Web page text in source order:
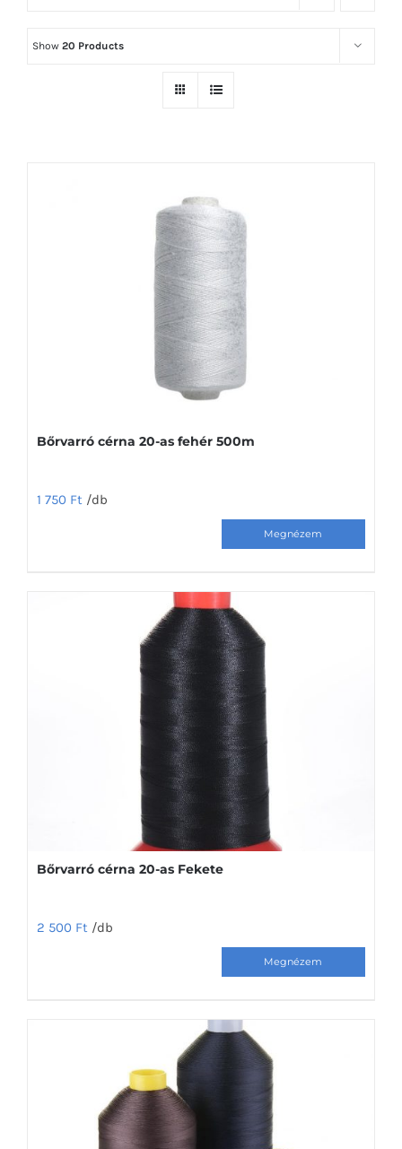
Show 20 Products
Bőrvarró cérna 20-as fehér 500m
1 750 Ft /db
Bőrvarró cérna 20-as Fekete
2 500 Ft /db